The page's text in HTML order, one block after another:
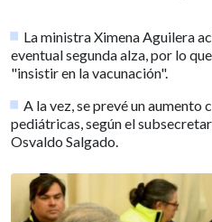
La ministra Ximena Aguilera
eventual segunda alza, por lo
"insistir en la vacunación".
A la vez, se prevé un aumento
pediátricas, según el
Osvaldo Salgado.